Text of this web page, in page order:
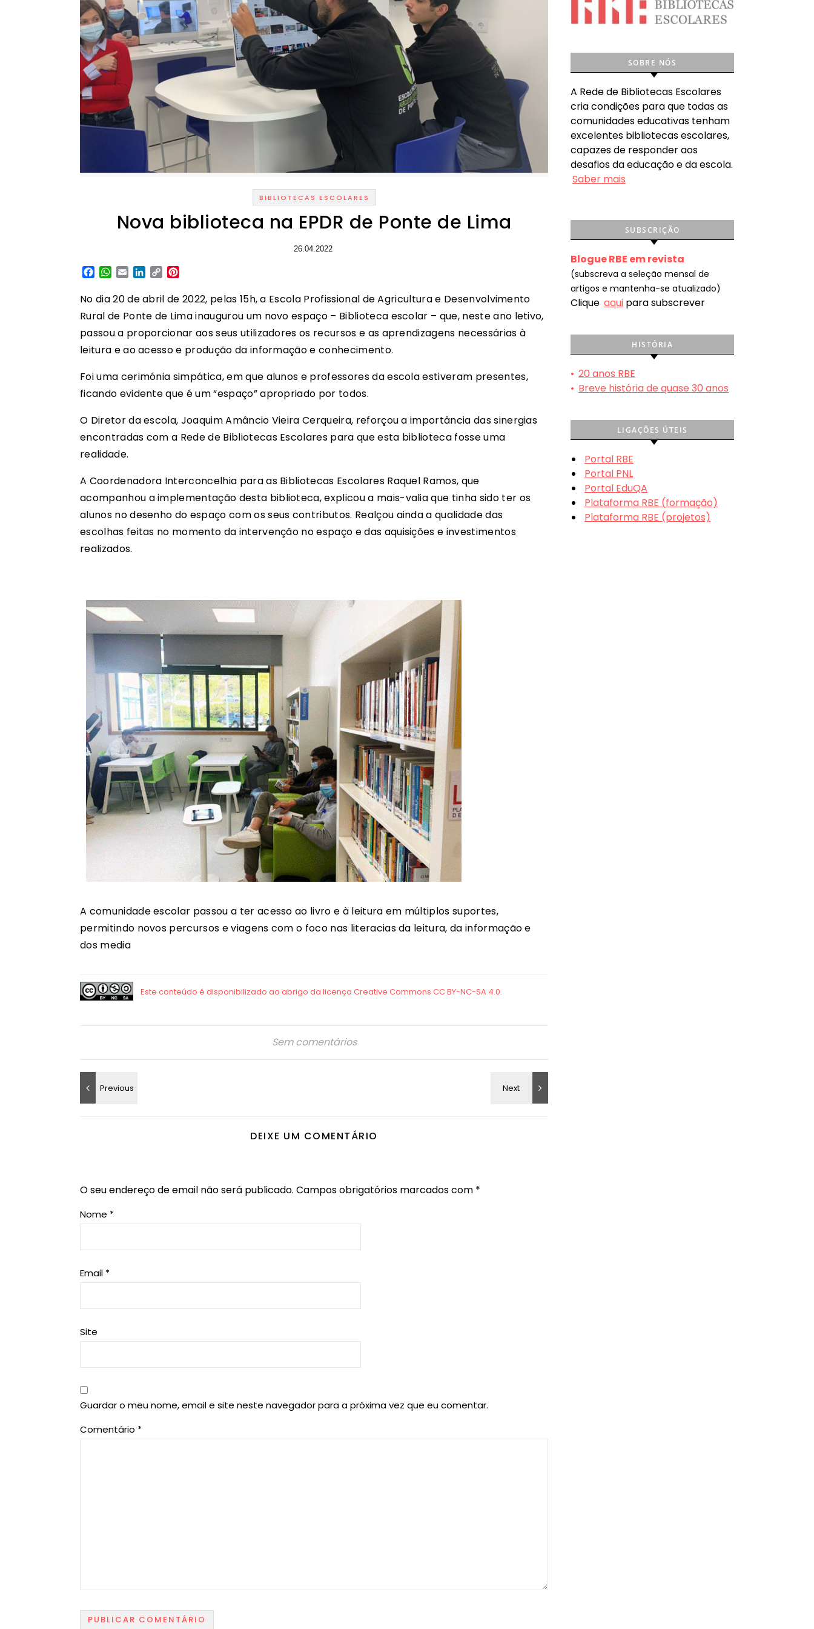
BIBLIOTECAS ESCOLARES
Nova biblioteca na EPDR de Ponte de Lima
26.04.2022
Facebook
WhatsApp
EmailLinkedIn
Copy
No dia 20 de abril de 2022, pelas 15h, a Escola Profissional de Agricultura e Desenvolvimento
Rural de Ponte de Lima inaugurou um novo espaço – Biblioteca escolar – que, neste ano letivo,
passou a proporcionar aos seus utilizadores os recursos e as aprendizagens necessárias à
leitura e ao acesso e produção da informação e conhecimento.
Foi uma cerimónia simpática, em que alunos e professores da escola estiveram presentes,
ficando evidente que é um “espaço” apropriado por todos.
O Diretor da escola, Joaquim Amâncio Vieira Cerqueira, reforçou a importância das sinergias
encontradas com a Rede de Bibliotecas Escolares para que esta biblioteca fosse uma
realidade.
A Coordenadora Interconcelhia para as Bibliotecas Escolares Raquel Ramos, que
acompanhou a implementação desta biblioteca, explicou a mais-valia que tinha sido ter os
alunos no desenho do espaço com os seus contributos. Realçou ainda a qualidade das
escolhas feitas no momento da intervenção no espaço e das aquisições e investimentos
realizados.
A comunidade escolar passou a ter acesso ao livro e à leitura em múltiplos suportes,
permitindo novos percursos e viagens com o foco nas literacias da leitura, da informação e
dos media
Sem comentários
DEIXE UM COMENTÁRIO
O seu endereço de email não será publicado. Campos obrigatórios marcados com *
Nome *
Email *
Site
Guardar o meu nome, email e site neste navegador para a próxima vez que eu comentar.
Comentário *
SOBRE NÓS
A Rede de Bibliotecas Escolares
cria condições para que todas as
comunidades educativas tenham
excelentes bibliotecas escolares,
capazes de responder aos
desafios da educação e da escola.
Saber mais
SUBSCRIÇÃO
Blogue RBE em revista
(subscreva a seleção mensal de
artigos e mantenha-se atualizado)
Clique aqui para subscrever
HISTÓRIA
• 20 anos RBE
• Breve história de quase 30 anos
LIGAÇÕES ÚTEIS
Portal RBE
Portal PNL
Portal EduQA
Plataforma RBE (formação)
Plataforma RBE (projetos)